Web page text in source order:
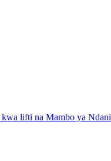
lifti na Mambo ya Ndani